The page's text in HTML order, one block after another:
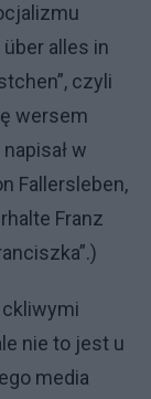
alles in
czyli
wersem
w
Fallersleben,
Franz
nie to jest u
media